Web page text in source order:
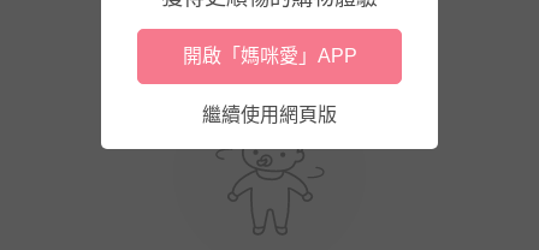
開啟「媽咪愛」APP
繼續使用網頁版